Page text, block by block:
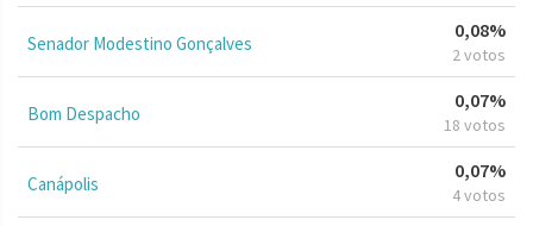
Senador Modestino Gonçalves
0,08%
2 votos
Bom Despacho
0,07%
18 votos
Canápolis
0,07%
4 votos